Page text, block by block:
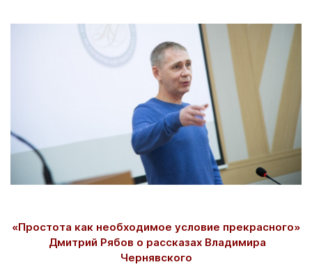
«Простота как необходимое условие прекрасного»
Дмитрий Рябов о рассказах Владимира
Чернявского